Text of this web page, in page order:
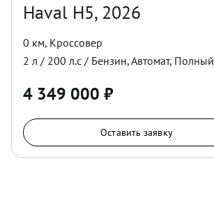
Haval H5, 2026
0 км, Кроссовер
2 л / 200 л.с / Бензин,Автомат, Полный
4 349 000 ₽
Оставить заявку